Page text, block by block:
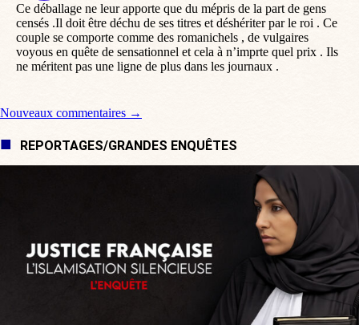
Ce déballage ne leur apporte que du mépris de la part de gens
censés .Il doit être déchu de ses titres et déshériter par le roi . Ce
couple se comporte comme des romanichels , de vulgaires
voyous en quête de sensationnel et cela à n’imprte quel prix . Ils
ne méritent pas une ligne de plus dans les journaux .
Navigation de commentaire
Nouveaux commentaires →
REPORTAGES/GRANDES ENQUÊTES